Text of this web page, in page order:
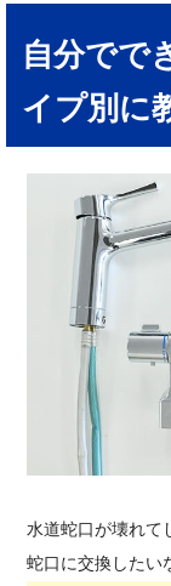
自分でで
イプ別に
水道蛇口が壊れて
蛇口に交換したい